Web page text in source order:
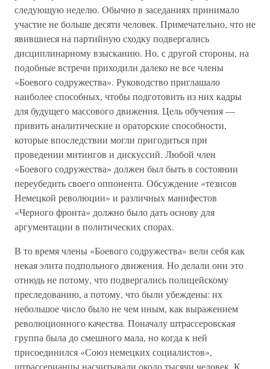
следующую неделю. Обычно в заседаниях принимало
участие не больше десяти человек. Примечательно, что не
явившиеся на партийную сходку подвергались
дисциплинарному взысканию. Но, с другой стороны, на
подобные встречи приходили далеко не все члены
«Боевого содружества». Руководство приглашало
наиболее способных, чтобы подготовить из них кадры
для будущего массового движения. Цель обучения —
привить аналитические и ораторские способности,
которые впоследствии могли пригодиться при
проведении митингов и дискуссий. Любой член
«Боевого содружества» должен был быть в состоянии
переубедить своего оппонента. Обсуждение «тезисов
Немецкой революции» и различных манифестов
«Черного фронта» должно было дать основу для
аргументации в политических спорах.
В то время члены «Боевого содружества» вели себя как
некая элита подпольного движения. Но делали они это
отнюдь не потому, что подвергались полицейскому
преследованию, а потому, что были убеждены: их
небольшое число было не чем иным, как выражением
революционного качества. Поначалу штрассеровская
группа была до смешного мала, но когда к ней
присоединился «Союз немецких социалистов»,
штрассерианцы насчитывали около тысячи человек. К